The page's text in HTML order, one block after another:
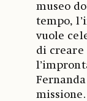
museo
tempo,
vuole
di creare